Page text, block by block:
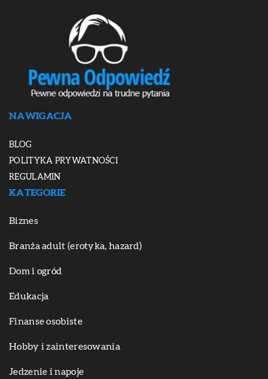
NAWIGACJA
BLOG
POLITYKA PRYWATNOŚCI
REGULAMIN
KATEGORIE
Biznes
Branża adult (erotyka, hazard)
Dom i ogród
Edukacja
Finanse osobiste
Hobby i zainteresowania
Jedzenie i napoje